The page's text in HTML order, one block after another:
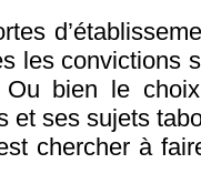
les convictions
bien le choix
et ses sujets
chercher à